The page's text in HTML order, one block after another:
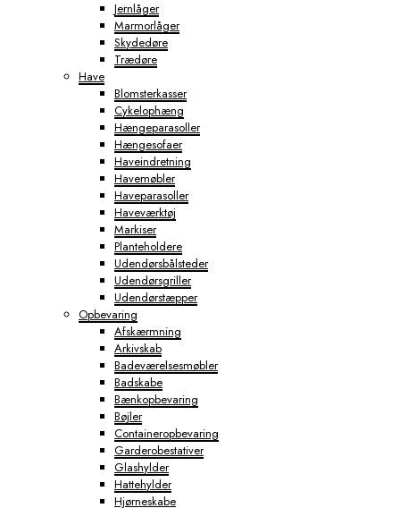
Jernlåger
Marmorlåger
Skydedøre
Trædøre
Have
Blomsterkasser
Cykelophæng
Hængeparasoller
Hængesofaer
Haveindretning
Havemøbler
Haveparasoller
Haveværktøj
Markiser
Planteholdere
Udendørsbålsteder
Udendørsgriller
Udendørstæpper
Opbevaring
Afskærmning
Arkivskab
Badeværelsesmøbler
Badskabe
Bænkopbevaring
Bøjler
Containeropbevaring
Garderobestativer
Glashylder
Hattehylder
Hjørneskabe